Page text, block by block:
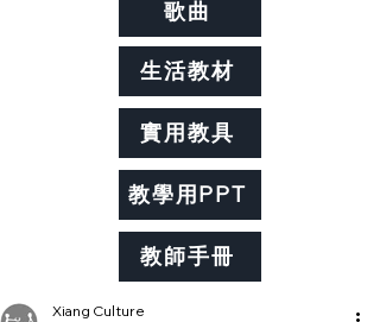
實用教具
生活教材
歌曲
教學用PPT
教師手冊
Xiang Culture